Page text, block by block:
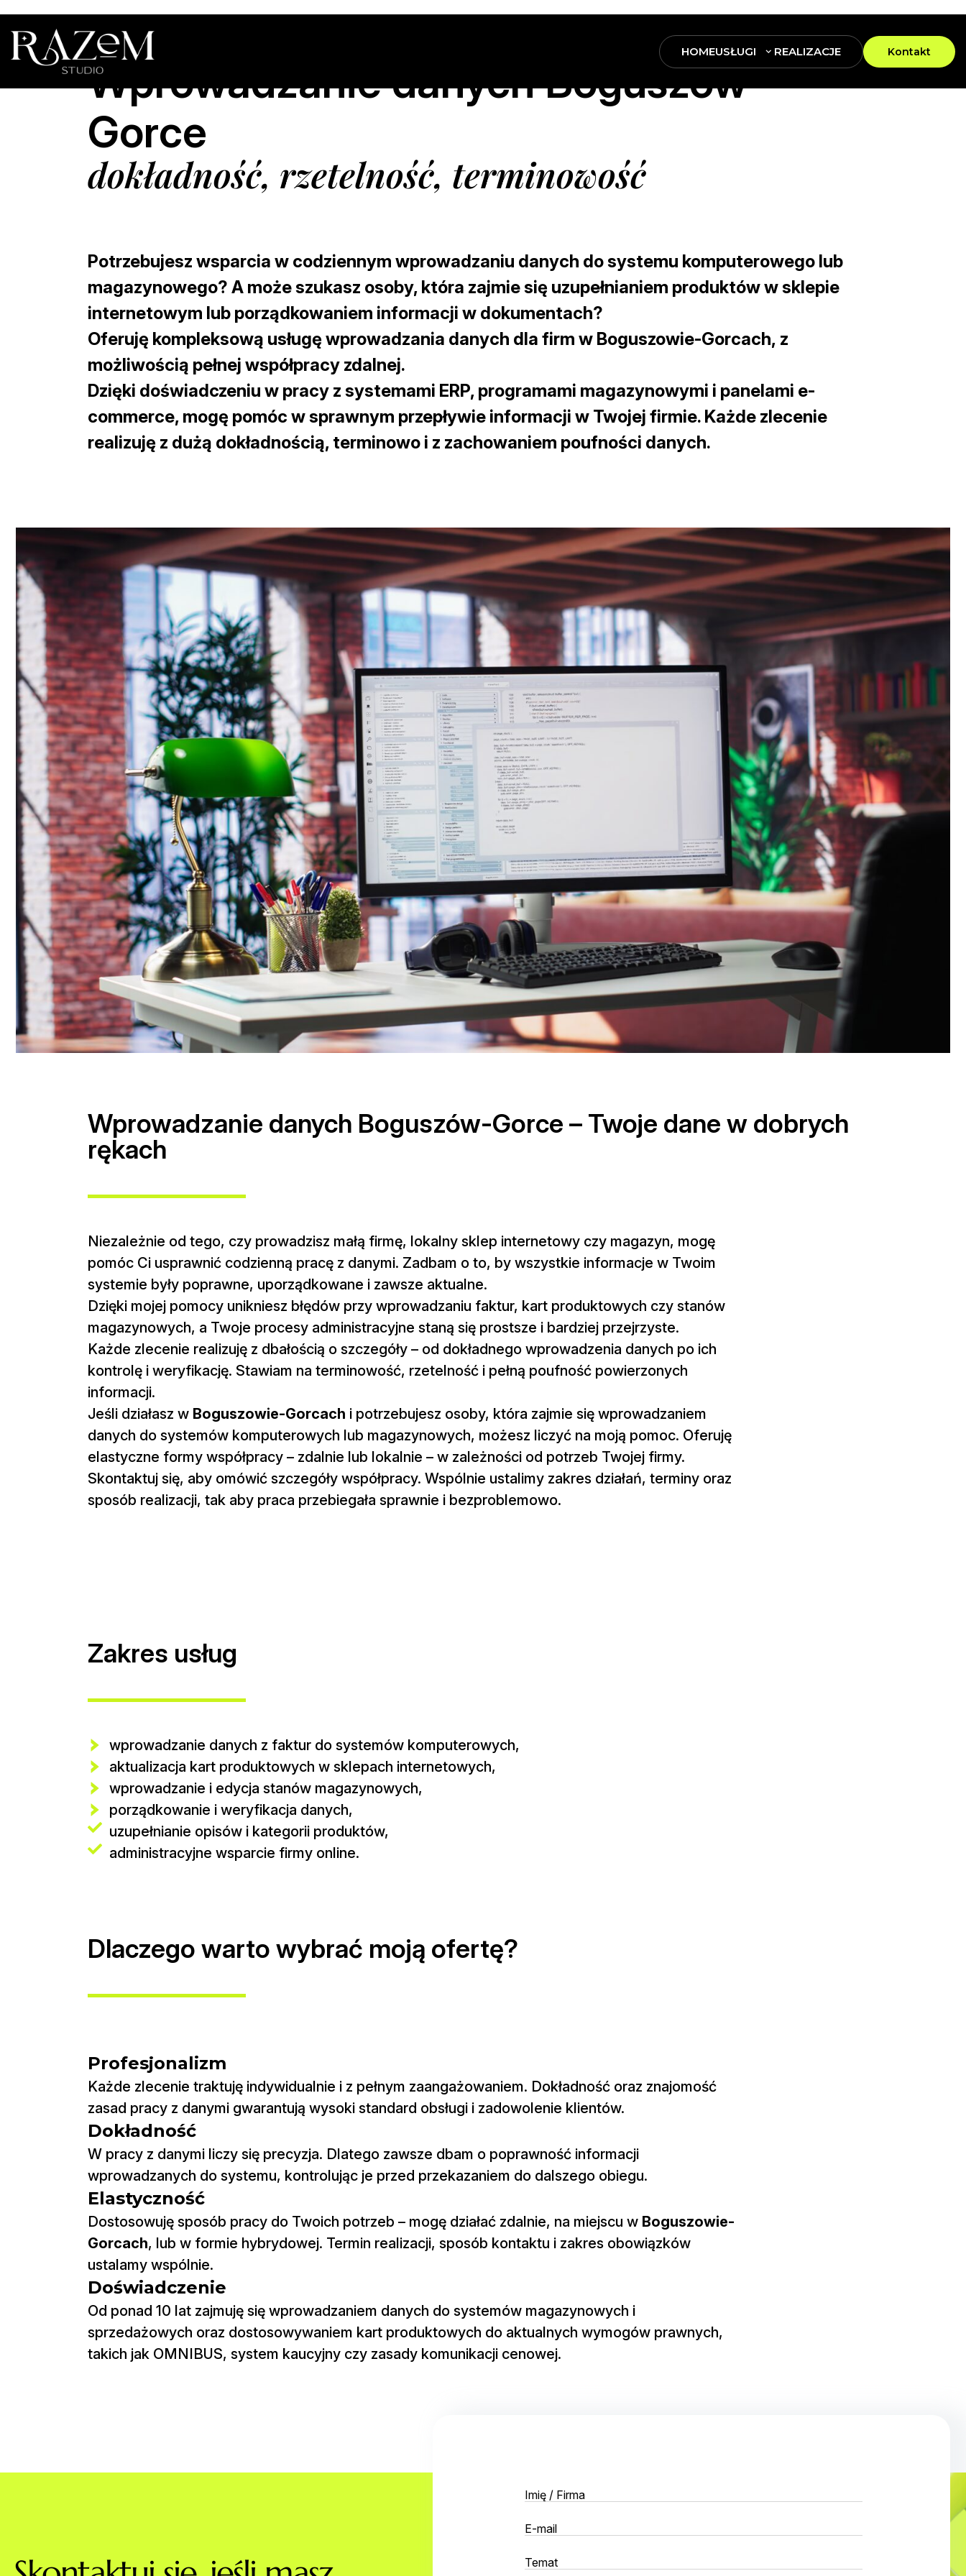
HOMEUSŁUGI REALIZACJE Kontakt
Wprowadzanie danych Boguszów-
Gorce
dokładność, rzetelność, terminowość
Potrzebujesz wsparcia w codziennym wprowadzaniu danych do systemu komputerowego lub
magazynowego? A może szukasz osoby, która zajmie się uzupełnianiem produktów w sklepie
internetowym lub porządkowaniem informacji w dokumentach?
Oferuję kompleksową usługę wprowadzania danych dla firm w Boguszowie-Gorcach, z
możliwością pełnej współpracy zdalnej.
Dzięki doświadczeniu w pracy z systemami ERP, programami magazynowymi i panelami e-
commerce, mogę pomóc w sprawnym przepływie informacji w Twojej firmie. Każde zlecenie
realizuję z dużą dokładnością, terminowo i z zachowaniem poufności danych.
Wprowadzanie danych Boguszów-Gorce – Twoje dane w dobrych
rękach
Niezależnie od tego, czy prowadzisz małą firmę, lokalny sklep internetowy czy magazyn, mogę
pomóc Ci usprawnić codzienną pracę z danymi. Zadbam o to, by wszystkie informacje w Twoim
systemie były poprawne, uporządkowane i zawsze aktualne.
Dzięki mojej pomocy unikniesz błędów przy wprowadzaniu faktur, kart produktowych czy stanów
magazynowych, a Twoje procesy administracyjne staną się prostsze i bardziej przejrzyste.
Każde zlecenie realizuję z dbałością o szczegóły – od dokładnego wprowadzenia danych po ich
kontrolę i weryfikację. Stawiam na terminowość, rzetelność i pełną poufność powierzonych
informacji.
Jeśli działasz w Boguszowie-Gorcach i potrzebujesz osoby, która zajmie się wprowadzaniem
danych do systemów komputerowych lub magazynowych, możesz liczyć na moją pomoc. Oferuję
elastyczne formy współpracy – zdalnie lub lokalnie – w zależności od potrzeb Twojej firmy.
Skontaktuj się, aby omówić szczegóły współpracy. Wspólnie ustalimy zakres działań, terminy oraz
sposób realizacji, tak aby praca przebiegała sprawnie i bezproblemowo.
Zakres usług
wprowadzanie danych z faktur do systemów komputerowych,
aktualizacja kart produktowych w sklepach internetowych,
wprowadzanie i edycja stanów magazynowych,
porządkowanie i weryfikacja danych,
uzupełnianie opisów i kategorii produktów,
administracyjne wsparcie firmy online.
Dlaczego warto wybrać moją ofertę?
Profesjonalizm
Każde zlecenie traktuję indywidualnie i z pełnym zaangażowaniem. Dokładność oraz znajomość
zasad pracy z danymi gwarantują wysoki standard obsługi i zadowolenie klientów.
Dokładność
W pracy z danymi liczy się precyzja. Dlatego zawsze dbam o poprawność informacji
wprowadzanych do systemu, kontrolując je przed przekazaniem do dalszego obiegu.
Elastyczność
Dostosowuję sposób pracy do Twoich potrzeb – mogę działać zdalnie, na miejscu w Boguszowie-
Gorcach, lub w formie hybrydowej. Termin realizacji, sposób kontaktu i zakres obowiązków
ustalamy wspólnie.
Doświadczenie
Od ponad 10 lat zajmuję się wprowadzaniem danych do systemów magazynowych i
sprzedażowych oraz dostosowywaniem kart produktowych do aktualnych wymogów prawnych,
takich jak OMNIBUS, system kaucyjny czy zasady komunikacji cenowej.